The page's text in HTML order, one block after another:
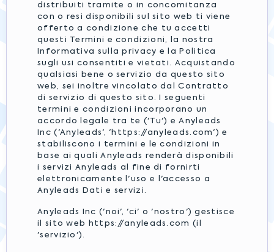
distribuiti tramite o in concomitanza
con o resi disponibili sul sito web ti viene
offerto a condizione che tu accetti
questi Termini e condizioni, la nostra
Informativa sulla privacy e la Politica
sugli usi consentiti e vietati. Acquistando
qualsiasi bene o servizio da questo sito
web, sei inoltre vincolato dal Contratto
di servizio di questo sito. I seguenti
termini e condizioni incorporano un
accordo legale tra te ('Tu') e Anyleads
Inc ('Anyleads', 'https://anyleads.com') e
stabiliscono i termini e le condizioni in
base ai quali Anyleads renderà disponibili
i servizi Anyleads al fine di fornirti
elettronicamente l'uso e l'accesso a
Anyleads Dati e servizi.
Anyleads Inc ('noi', 'ci' o 'nostro') gestisce
il sito web https://anyleads.com (il
'servizio').